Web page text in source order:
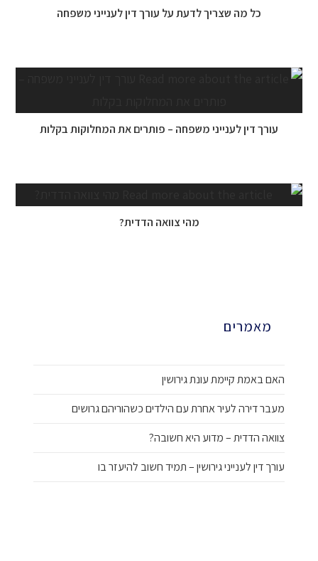
כל מה שצריך לדעת על עורך דין לענייני משפחה
עורך דין לענייני משפחה – פותרים את המחלוקות בקלות
מהי צוואה הדדית?
מאמרים
האם באמת קיימת עונת גירושין
מעבר דירה לעיר אחרת עם הילדים כשהוריהם גרושים
צוואה הדדית – מדוע היא חשובה?
עורך דין לענייני גירושין – תמיד חשוב להיעזר בו